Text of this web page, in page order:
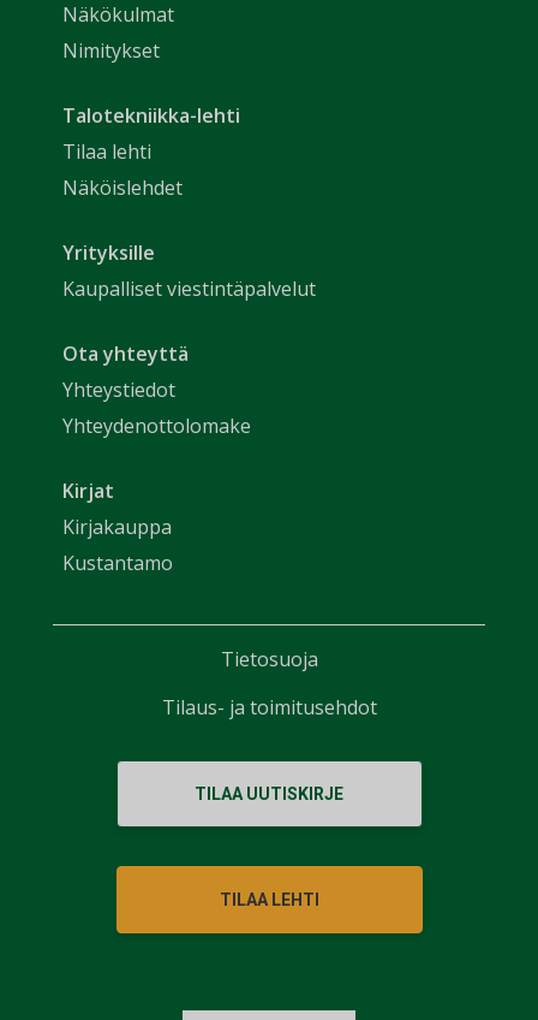
Näkökulmat
Nimitykset
Talotekniikka-lehti
Tilaa lehti
Näköislehdet
Yrityksille
Kaupalliset viestintäpalvelut
Ota yhteyttä
Yhteystiedot
Yhteydenottolomake
Kirjat
Kirjakauppa
Kustantamo
TILAA UUTISKIRJE
TILAA LEHTI
Tietosuoja
Tilaus- ja toimitusehdot